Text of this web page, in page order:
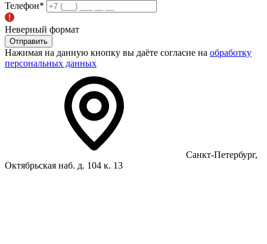
Телефон*
Неверный формат
Отправить
Нажимая на данную кнопку вы даёте согласие на обработку
персональных данных
Санкт-Петербург,
Октябрьская наб. д. 104 к. 13